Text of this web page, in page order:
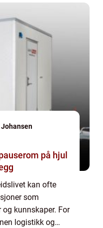
kan ofte
som
kunnskaper. For
logistikk og